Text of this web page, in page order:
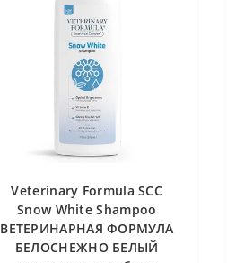
Veterinary Formula SCC
Snow White Shampoo
ВЕТЕРИНАРНАЯ ФОРМУЛА
БЕЛОСНЕЖНО БЕЛЫЙ